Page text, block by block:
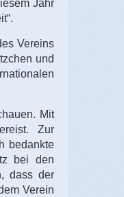
Jahr
Vereins
und
Mit
Zur
bedankte
bei den
dass der
Verein